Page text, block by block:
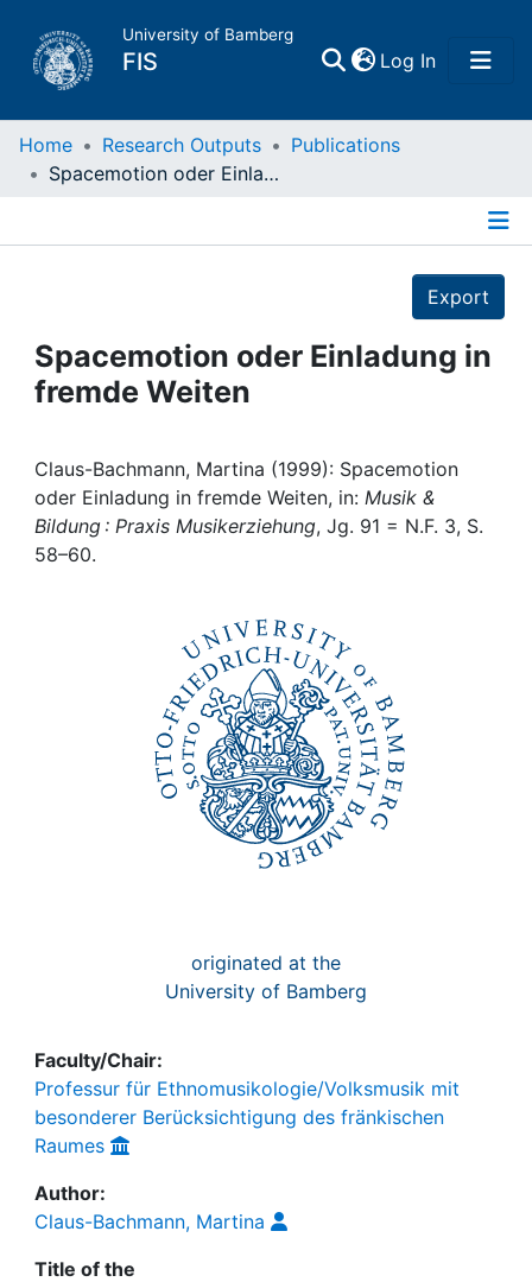
University of Bamberg
FIS Log In(current)
Home
People
Institutions
Awards
Home Research Outputs
Publications
Spacemotion oder Einladung in fremde Weiten
Export
Spacemotion oder Einladung in
fremde Weiten
Claus-Bachmann, Martina (1999): Spacemotion
oder Einladung in fremde Weiten, in: Musik &
Bildung : Praxis Musikerziehung, Jg. 91 = N.F. 3, S.
58–60.
originated at the
University of Bamberg
Faculty/Chair:
Professur für Ethnomusikologie/Volksmusik mit
besonderer Berücksichtigung des fränkischen
Raumes
Author:
Claus-Bachmann, Martina
Title of the